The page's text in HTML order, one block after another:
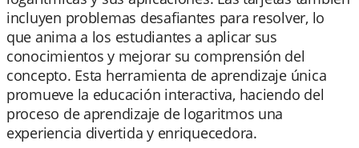
incluyen problemas desafiantes para resolver, lo
que anima a los estudiantes a aplicar sus
conocimientos y mejorar su comprensión del
concepto. Esta herramienta de aprendizaje única
promueve la educación interactiva, haciendo del
proceso de aprendizaje de logaritmos una
experiencia divertida y enriquecedora.